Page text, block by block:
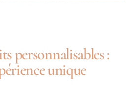
personnalisables :
unique